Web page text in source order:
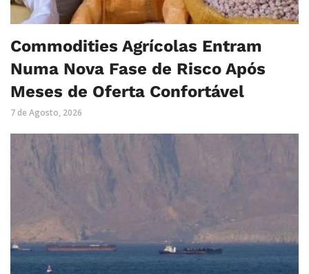
Commodities Agrícolas Entram
Numa Nova Fase de Risco Após
Meses de Oferta Confortável
7 de Agosto, 2026